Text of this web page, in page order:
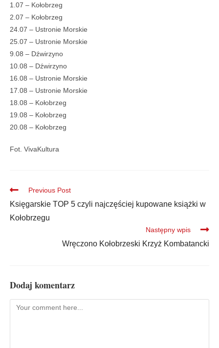
1.07 – Kołobrzeg
2.07 – Kołobrzeg
24.07 – Ustronie Morskie
25.07 – Ustronie Morskie
9.08 – Dźwirzyno
10.08 – Dźwirzyno
16.08 – Ustronie Morskie
17.08 – Ustronie Morskie
18.08 – Kołobrzeg
19.08 – Kołobrzeg
20.08 – Kołobrzeg
Fot. VivaKultura
Previous Post
Księgarskie TOP 5 czyli najczęściej kupowane książki w
Kołobrzegu
Następny wpis
Wręczono Kołobrzeski Krzyż Kombatancki
Dodaj komentarz